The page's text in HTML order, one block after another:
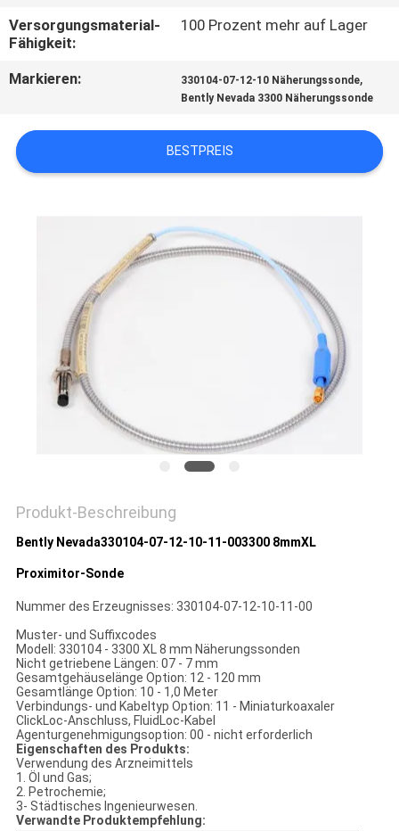
NEUIGKEITEN
BITTE UM
ANGEBOT
DATENSCHUTZRICHTLINIE
Versorgungsmaterial-
Fähigkeit:
100 Prozent mehr auf Lager
Markieren: 330104-07-12-10 Näherungssonde,
Bently Nevada 3300 Näherungssonde
BESTPREIS
Produkt-Beschreibung
Bently Nevada330104-07-12-10-11-003300 8mmXL
Proximitor-Sonde
Nummer des Erzeugnisses: 330104-07-12-10-11-00
Muster- und Suffixcodes
Modell: 330104 - 3300 XL 8 mm Näherungssonden
Nicht getriebene Längen: 07 - 7 mm
Gesamtgehäuselänge Option: 12 - 120 mm
Gesamtlänge Option: 10 - 1,0 Meter
Verbindungs- und Kabeltyp Option: 11 - Miniaturkoaxaler
ClickLoc-Anschluss, FluidLoc-Kabel
Agenturgenehmigungsoption: 00 - nicht erforderlich
Eigenschaften des Produkts:
Verwendung des Arzneimittels
1. Öl und Gas;
2. Petrochemie;
3- Städtisches Ingenieurwesen.
Verwandte Produktempfehlung: